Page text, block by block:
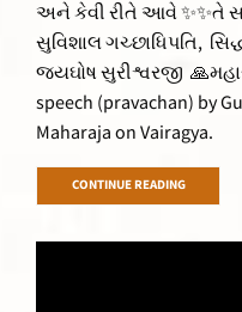
અને કેવી રીતે આવે ✨✨તે
સુવિશાલ ગચ્છાધિપતિ,
જયઘોષ સુરીશ્વરજી
speech (pravachan) by
Maharaja on Vairagya.
CONTINUE READING